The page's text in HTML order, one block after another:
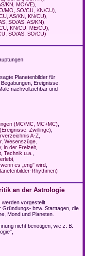
KN, MO/VE)
MO, SO/CU, KN/CU)
AS/KN, KN/CU)
SO/AS, AS/KN)
KN/CU, ME/CU)
SO/AS, SO/CU)
Planetenbilder für
Ereignisse,
nachvollziehbar und
(MC/MC, MC+MC)
Zwillinge)
A-Z,
Wesenszüge,
in der Freizeit,
Technik u.a.
,
es „eng" wird,
Rhythmen)
an der Astrologie
vorgestellt.
bzw. Starttagen, die
Mond und Planeten.
nicht benötigen, wie z. B.